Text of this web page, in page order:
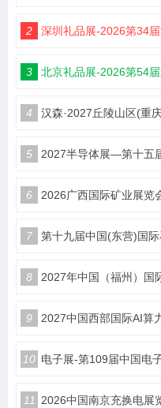
2 深圳礼品展-2026第34
3 北京礼品展-2026第54届北
4 汉森·2027丘陵山区(重
5 2027半导体展—第十五
6 2026广西国际矿业展览
7 第十九届中国(东营)国
8 2027年中国（福州）国
9 2027中国西部国际AI算
10 电子展-第109届中国电
11 2026中国南京充换电展